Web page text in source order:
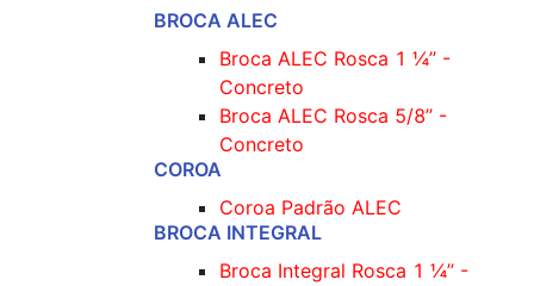
BROCA ALEC
Broca ALEC Rosca 1 ¼’’ -
Concreto
Broca ALEC Rosca 5/8’’ -
Concreto
COROA
Coroa Padrão ALEC
BROCA INTEGRAL
Broca Integral Rosca 1 ¼’’ -